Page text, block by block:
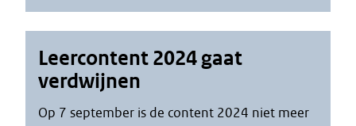
Leercontent 2024 gaat
verdwijnen
Op 7 september is de content 2024 niet meer